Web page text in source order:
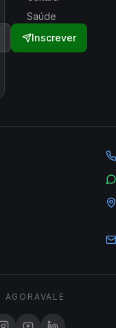
Inscrever
Saúde
AGORAVALE